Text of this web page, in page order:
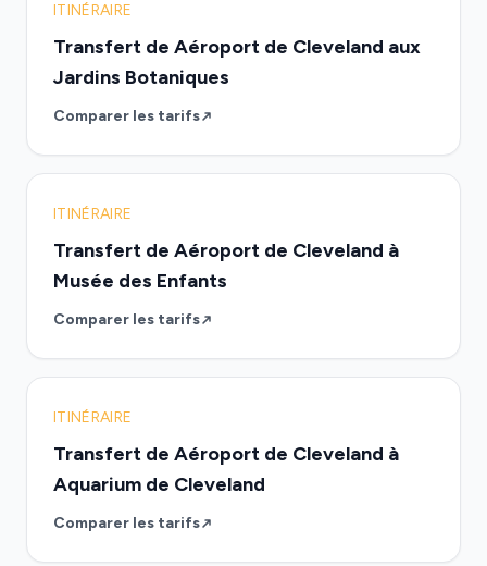
ITINÉRAIRE
Transfert de Aéroport de Cleveland aux
Jardins Botaniques
Comparer les tarifs
ITINÉRAIRE
Transfert de Aéroport de Cleveland à
Musée des Enfants
Comparer les tarifs
ITINÉRAIRE
Transfert de Aéroport de Cleveland à
Aquarium de Cleveland
Comparer les tarifs